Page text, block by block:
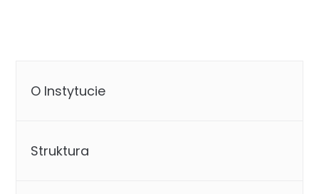
O Instytucie
Struktura